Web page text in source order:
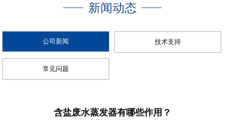
新闻动态
公司新闻 技术支持
常见问题
含盐废水蒸发器有哪些作用？